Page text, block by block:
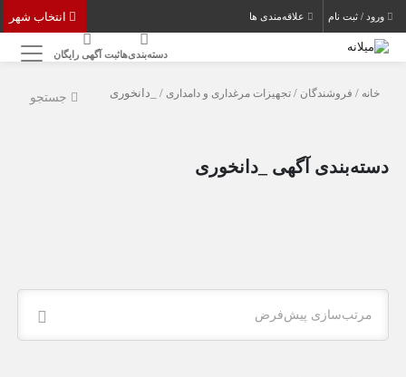
ورود / ثبت نام علاقه‌مندی ها
دسته‌بندی‌هاثبت آگهی رایگان
جستجو خانه / فروشندگان /تجهیزات مرغداری و دامداری / _دانخوری
دسته‌بندی آگهی _دانخوری
مرتب‌سازی پیش‌فرض